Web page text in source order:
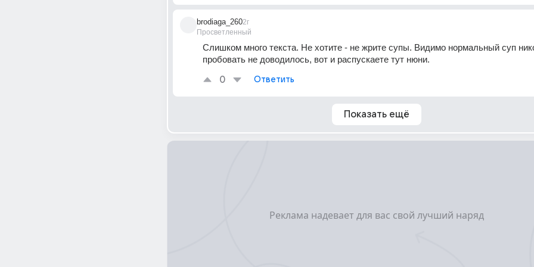
brodiaga_260
Просветленный
2г
Слишком много текста. Не хотите - не жрите супы. Видимо нормальный суп
пробовать не доводилось, вот и распускаете тут нюни.
0 Ответить
Показать ещё